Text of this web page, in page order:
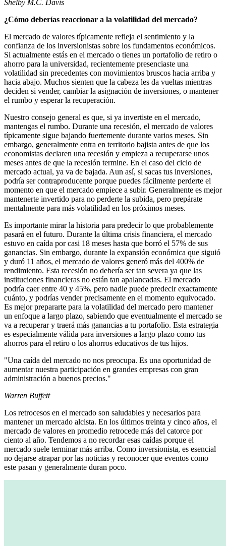
Shelby M.C. Davis
¿Cómo deberías reaccionar a la volatilidad del mercado?
El mercado de valores típicamente refleja el sentimiento y la
confianza de los inversionistas sobre los fundamentos económicos.
Si actualmente estás en el mercado o tienes un portafolio de retiro o
ahorro para la universidad, recientemente presenciaste una
volatilidad sin precedentes con movimientos bruscos hacia arriba y
hacia abajo. Muchos sienten que la cabeza les da vueltas mientras
deciden si vender, cambiar la asignación de inversiones, o mantener
el rumbo y esperar la recuperación.
Nuestro consejo general es que, si ya invertiste en el mercado,
mantengas el rumbo. Durante una recesión, el mercado de valores
típicamente sigue bajando fuertemente durante varios meses. Sin
embargo, generalmente entra en territorio bajista antes de que los
economistas declaren una recesión y empieza a recuperarse unos
meses antes de que la recesión termine. En el caso del ciclo de
mercado actual, ya va de bajada. Aun así, si sacas tus inversiones,
podría ser contraproducente porque puedes fácilmente perderte el
momento en que el mercado empiece a subir. Generalmente es mejor
mantenerte invertido para no perderte la subida, pero prepárate
mentalmente para más volatilidad en los próximos meses.
Es importante mirar la historia para predecir lo que probablemente
pasará en el futuro. Durante la última crisis financiera, el mercado
estuvo en caída por casi 18 meses hasta que borró el 57% de sus
ganancias. Sin embargo, durante la expansión económica que siguió
y duró 11 años, el mercado de valores generó más del 400% de
rendimiento. Esta recesión no debería ser tan severa ya que las
instituciones financieras no están tan apalancadas. El mercado
podría caer entre 40 y 45%, pero nadie puede predecir exactamente
cuánto, y podrías vender precisamente en el momento equivocado.
Es mejor prepararte para la volatilidad del mercado pero mantener
un enfoque a largo plazo, sabiendo que eventualmente el mercado se
va a recuperar y traerá más ganancias a tu portafolio. Esta estrategia
es especialmente válida para inversiones a largo plazo como tus
ahorros para el retiro o los ahorros educativos de tus hijos.
"Una caída del mercado no nos preocupa. Es una oportunidad de
aumentar nuestra participación en grandes empresas con gran
administración a buenos precios."
Warren Buffett
Los retrocesos en el mercado son saludables y necesarios para
mantener un mercado alcista. En los últimos treinta y cinco años, el
mercado de valores en promedio retrocede más del catorce por
ciento al año. Tendemos a no recordar esas caídas porque el
mercado suele terminar más arriba. Como inversionista, es esencial
no dejarse atrapar por las noticias y reconocer que eventos como
este pasan y generalmente duran poco.